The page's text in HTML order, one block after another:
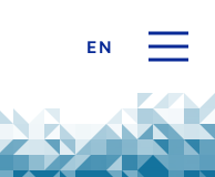
EN